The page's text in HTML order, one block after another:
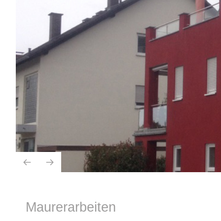
Maurerarbeiten